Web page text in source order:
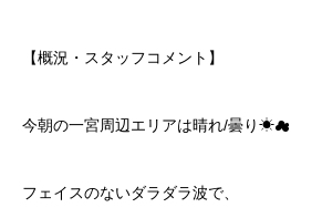
【概況・スタッフコメント】
今朝の一宮周辺エリアは晴れ/曇り☀︎☁︎
フェイスのないダラダラ波で、